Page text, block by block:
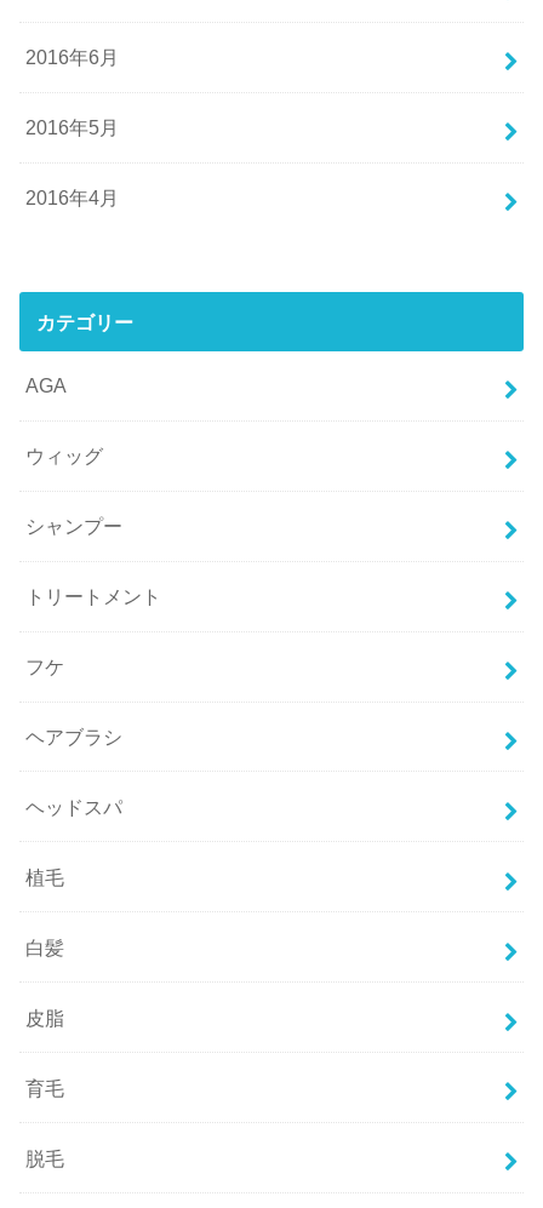
2016年6月
2016年5月
2016年4月
カテゴリー
AGA
ウィッグ
シャンプー
トリートメント
フケ
ヘアブラシ
ヘッドスパ
植毛
白髪
皮脂
育毛
脱毛